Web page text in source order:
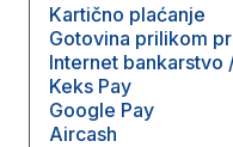
Kartično plaćanje
Gotovina prilikom
Internet bankarstvo
Keks Pay
Google Pay
Aircash